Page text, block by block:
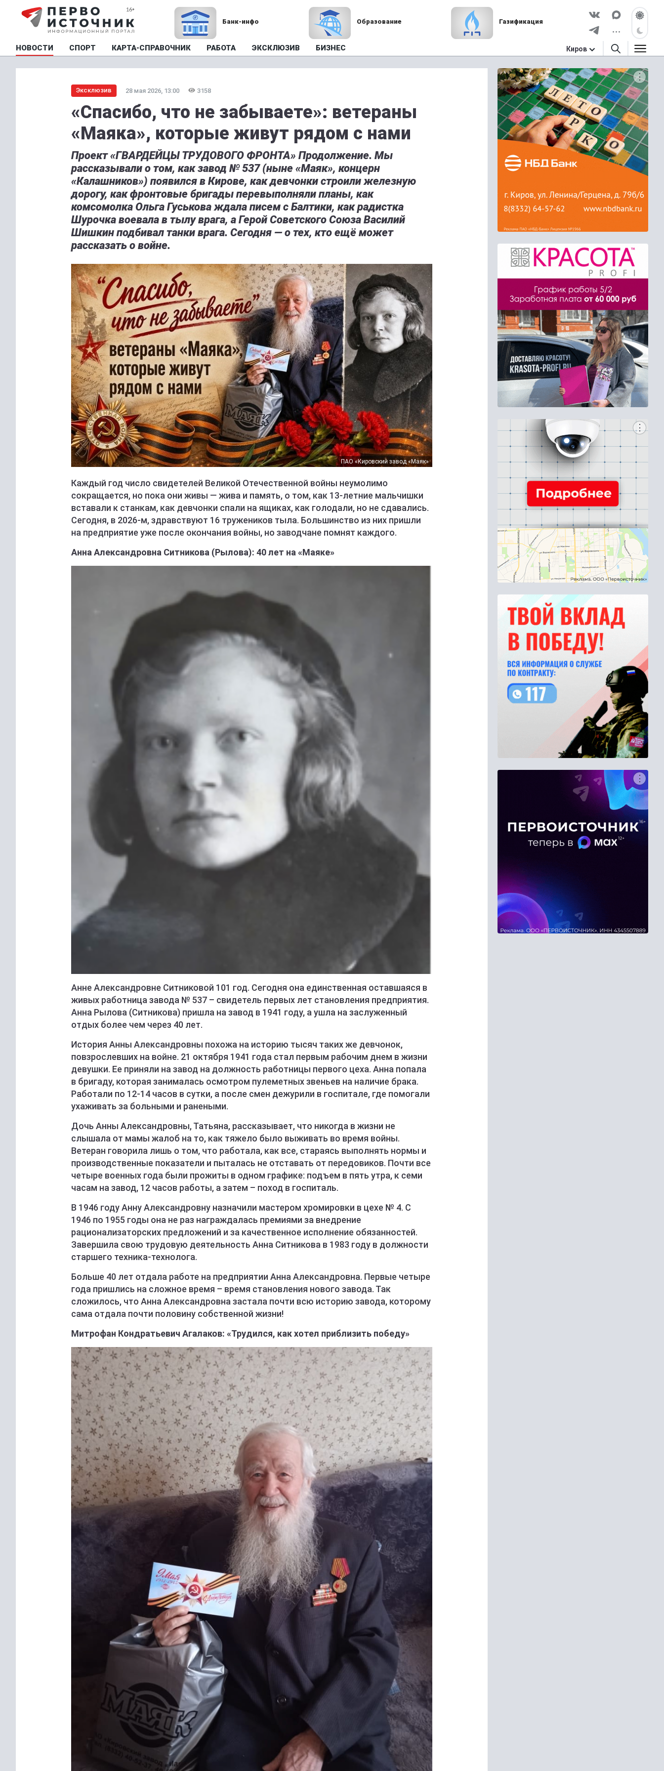
Банк-инфо Образование Газификация
НОВОСТИ СПОРТ КАРТА-СПРАВОЧНИК РАБОТА ЭКСКЛЮЗИВ БИЗНЕС Киров
Эксклюзив 28 мая 2026, 13:00 3158
«Спасибо, что не забываете»: ветераны
«Маяка», которые живут рядом с нами
Проект «ГВАРДЕЙЦЫ ТРУДОВОГО ФРОНТА» Продолжение. Мы
рассказывали о том, как завод № 537 (ныне «Маяк», концерн
«Калашников») появился в Кирове, как девчонки строили железную
дорогу, как фронтовые бригады перевыполняли планы, как
комсомолка Ольга Гуськова ждала писем с Балтики, как радистка
Шурочка воевала в тылу врага, а Герой Советского Союза Василий
Шишкин подбивал танки врага. Сегодня — о тех, кто ещё может
рассказать о войне.
ПАО «Кировский завод «Маяк»
Каждый год число свидетелей Великой Отечественной войны неумолимо
сокращается, но пока они живы — жива и память, о том, как 13-летние мальчишки
вставали к станкам, как девчонки спали на ящиках, как голодали, но не сдавались.
Сегодня, в 2026-м, здравствуют 16 тружеников тыла. Большинство из них пришли
на предприятие уже после окончания войны, но заводчане помнят каждого.
Анна Александровна Ситникова (Рылова): 40 лет на «Маяке»
Анне Александровне Ситниковой 101 год. Сегодня она единственная оставшаяся в
живых работница завода № 537 – свидетель первых лет становления предприятия.
Анна Рылова (Ситникова) пришла на завод в 1941 году, а ушла на заслуженный
отдых более чем через 40 лет.
История Анны Александровны похожа на историю тысяч таких же девчонок,
повзрослевших на войне. 21 октября 1941 года стал первым рабочим днем в жизни
девушки. Ее приняли на завод на должность работницы первого цеха. Анна попала
в бригаду, которая занималась осмотром пулеметных звеньев на наличие брака.
Работали по 12-14 часов в сутки, а после смен дежурили в госпитале, где помогали
ухаживать за больными и ранеными.
Дочь Анны Александровны, Татьяна, рассказывает, что никогда в жизни не
слышала от мамы жалоб на то, как тяжело было выживать во время войны.
Ветеран говорила лишь о том, что работала, как все, стараясь выполнять нормы и
производственные показатели и пыталась не отставать от передовиков. Почти все
четыре военных года были прожиты в одном графике: подъем в пять утра, к семи
часам на завод, 12 часов работы, а затем – поход в госпиталь.
В 1946 году Анну Александровну назначили мастером хромировки в цехе № 4. С
1946 по 1955 годы она не раз награждалась премиями за внедрение
рационализаторских предложений и за качественное исполнение обязанностей.
Завершила свою трудовую деятельность Анна Ситникова в 1983 году в должности
старшего техника-технолога.
Больше 40 лет отдала работе на предприятии Анна Александровна. Первые четыре
года пришлись на сложное время – время становления нового завода. Так
сложилось, что Анна Александровна застала почти всю историю завода, которому
сама отдала почти половину собственной жизни!
Митрофан Кондратьевич Агалаков: «Трудился, как хотел приблизить победу»